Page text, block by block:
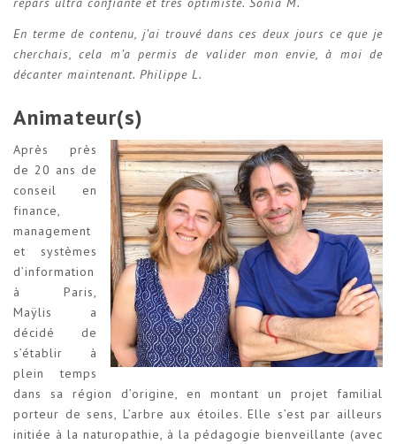
En terme de contenu, j’ai trouvé dans ces deux jours ce que je
cherchais, cela m’a permis de valider mon envie, à moi de
décanter maintenant. Philippe L.
Animateur(s)
Après près
de 20 ans de
conseil en
finance,
management
et systèmes
d’information
à Paris,
Maÿlis a
décidé de
s’établir à
plein temps
dans sa région d’origine, en montant un projet familial
porteur de sens, L’arbre aux étoiles. Elle s’est par ailleurs
initiée à la naturopathie, à la pédagogie bienveillante (avec